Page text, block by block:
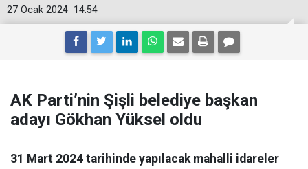
14:54
27 Ocak 2024
AK Parti’nin Şişli belediye başkan
adayı Gökhan Yüksel oldu
31 Mart 2024 tarihinde yapılacak mahalli idareler